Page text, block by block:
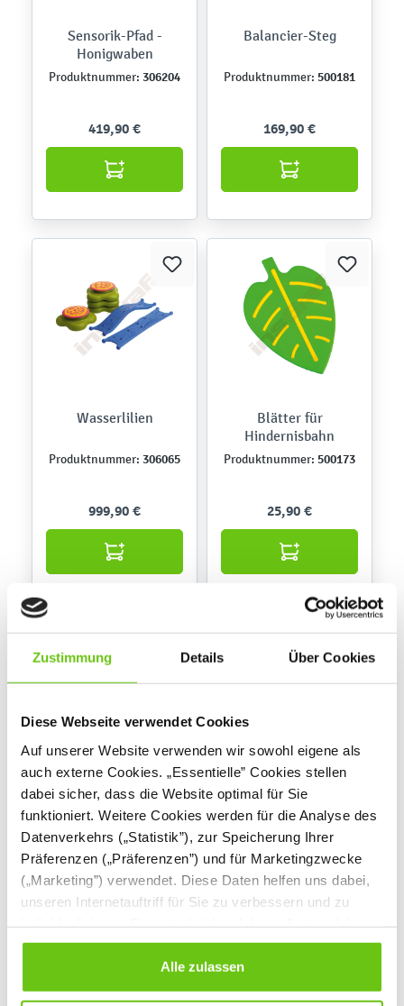
Zustimmung Details Über Cookies
Diese Webseite verwendet Cookies
Auf unserer Website verwenden wir sowohl eigene als
auch externe Cookies. „Essentielle” Cookies stellen
dabei sicher, dass die Website optimal für Sie
funktioniert. Weitere Cookies werden für die Analyse des
Datenverkehrs („Statistik”), zur Speicherung Ihrer
Präferenzen („Präferenzen”) und für Marketingzwecke
(„Marketing”) verwendet. Diese Daten helfen uns dabei,
unseren Internetauftriff für Sie zu verbessern und zu
Cookies Sie erlauben. Verweigern Sie Ihre Zustimmung,
wählen Sie „Alle ablehnen” – in diesem Fall werden nur
Daten verarbeitet, die für den Besuch unserer Website
Alle zulassen
Sensorik-Pfad -
Honigwaben
Produktnummer: 306204
419,90 €
Balancier-Steg
Produktnummer: 500181
169,90 €
Wasserlilien
Produktnummer: 306065
999,90 €
Blätter für
Hindernisbahn
Produktnummer: 500173
25,90 €
Strukturscheiben Set
1
Produktnummer:601007
114,90 €
Sensorische Steine,
4er-Set
Produktnummer:522014